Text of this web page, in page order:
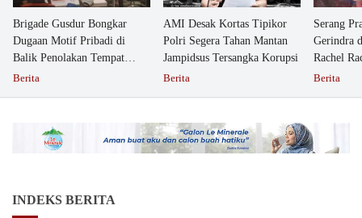
Brigade Gusdur Bongkar
Dugaan Motif Pribadi di
Balik Penolakan Tempat
Ibadah GKJW Bangil
Berita
AMI Desak Kortas Tipikor
Polri Segera Tahan Mantan
Jampidsus Tersangka Korupsi
Berita
Serang
Gerindra
Rachel
Berita
INDEKS BERITA